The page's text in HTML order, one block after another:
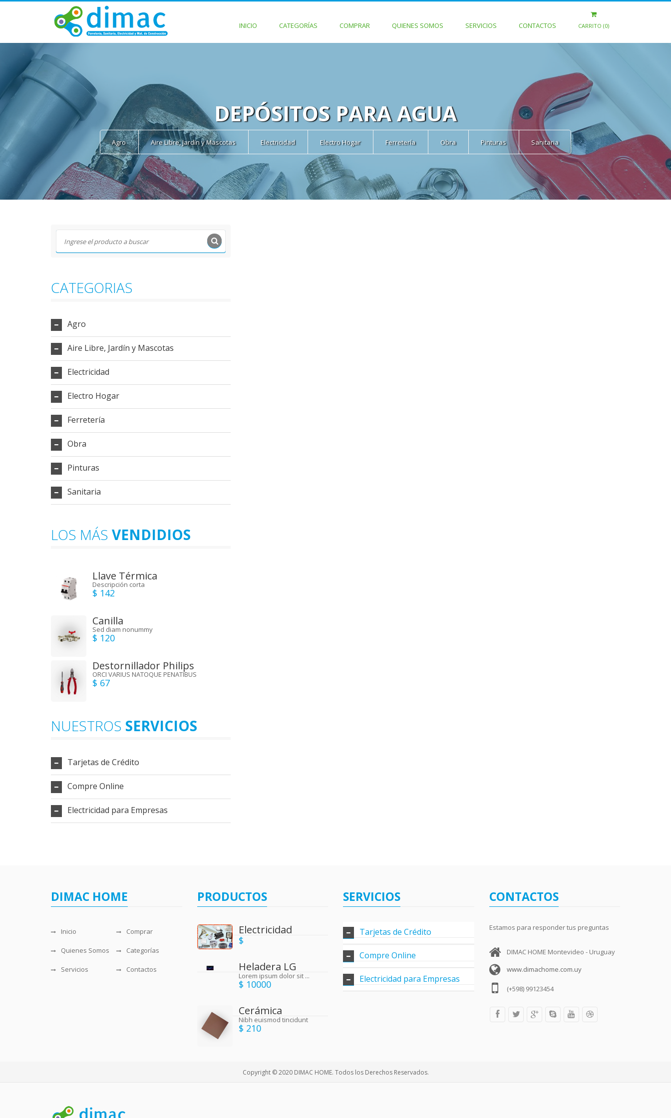
INICIO CATEGORÍAS COMPRAR QUIENES SOMOS SERVICIOS CONTACTOS CARRITO (0)
DEPÓSITOS PARA AGUA
Agro Aire Libre, Jardín y Mascotas Electricidad Electro Hogar Ferretería Obra Pinturas Sanitaria
CATEGORIAS
Agro
Aire Libre, Jardín y Mascotas
Electricidad
Electro Hogar
Ferretería
Obra
Pinturas
Sanitaria
LOS MÁS VENDIDIOS
Llave Térmica
Descripción corta
$ 142
Canilla
Sed diam nonummy
$ 120
Destornillador Philips
ORCI VARIUS NATOQUE PENATIBUS
$ 67
NUESTROS SERVICIOS
Tarjetas de Crédito
Compre Online
Electricidad para Empresas
DIMAC HOME
Inicio Comprar
Quienes Somos Categorías
Servicios Contactos
PRODUCTOS
Electricidad
$
Heladera LG
Lorem ipsum dolor sit ...
$ 10000
Cerámica
Nibh euismod tincidunt
$ 210
SERVICIOS
Tarjetas de Crédito
Compre Online
Electricidad para Empresas
CONTACTOS
Estamos para responder tus preguntas
DIMAC HOME Montevideo - Uruguay
www.dimachome.com.uy
(+598) 99123454
Copyright © 2020 DIMAC HOME. Todos los Derechos Reservados.